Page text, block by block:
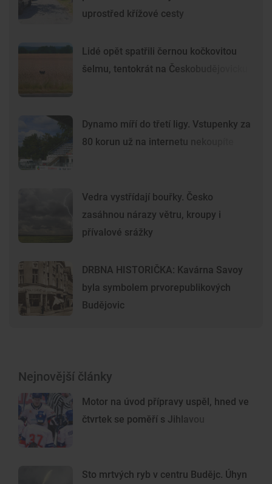
uprostřed křížové cesty
Lidé opět spatřili černou kočkovitou
šelmu, tentokrát na Českobudějovicku
Dynamo míří do třetí ligy. Vstupenky za
80 korun už na internetu nekoupíte
Vedra vystřídají bouřky. Česko
zasáhnou nárazy větru, kroupy i
přívalové srážky
DRBNA HISTORIČKA: Kavárna Savoy
byla symbolem prvorepublikových
Budějovic
Nejnovější články
Motor na úvod přípravy uspěl, hned ve
čtvrtek se poměří s Jihlavou
Sto mrtvých ryb v centru Budějc. Úhyn